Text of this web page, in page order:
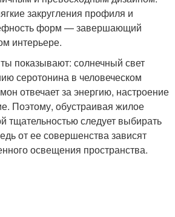
закругления профиля и
форм — завершающий
интерьере.
показывают: солнечный свет
серотонина в человеческом
отвечает за энергию, настроение
Поэтому, обустраивая жилое
тщательностью следует выбирать
от ее совершенства зависят
освещения пространства.